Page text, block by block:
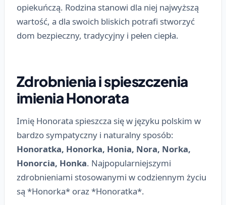
opiekuńczą. Rodzina stanowi dla niej najwyższą
wartość, a dla swoich bliskich potrafi stworzyć
dom bezpieczny, tradycyjny i pełen ciepła.
Zdrobnienia i spieszczenia
imienia Honorata
Imię Honorata spieszcza się w języku polskim w
bardzo sympatyczny i naturalny sposób:
Honoratka, Honorka, Honia, Nora, Norka,
Honorcia, Honka. Najpopularniejszymi
zdrobnieniami stosowanymi w codziennym życiu
są *Honorka* oraz *Honoratka*.